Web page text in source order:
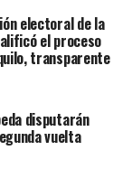
electoral de la
el proceso
transparente
disputarán
vuelta